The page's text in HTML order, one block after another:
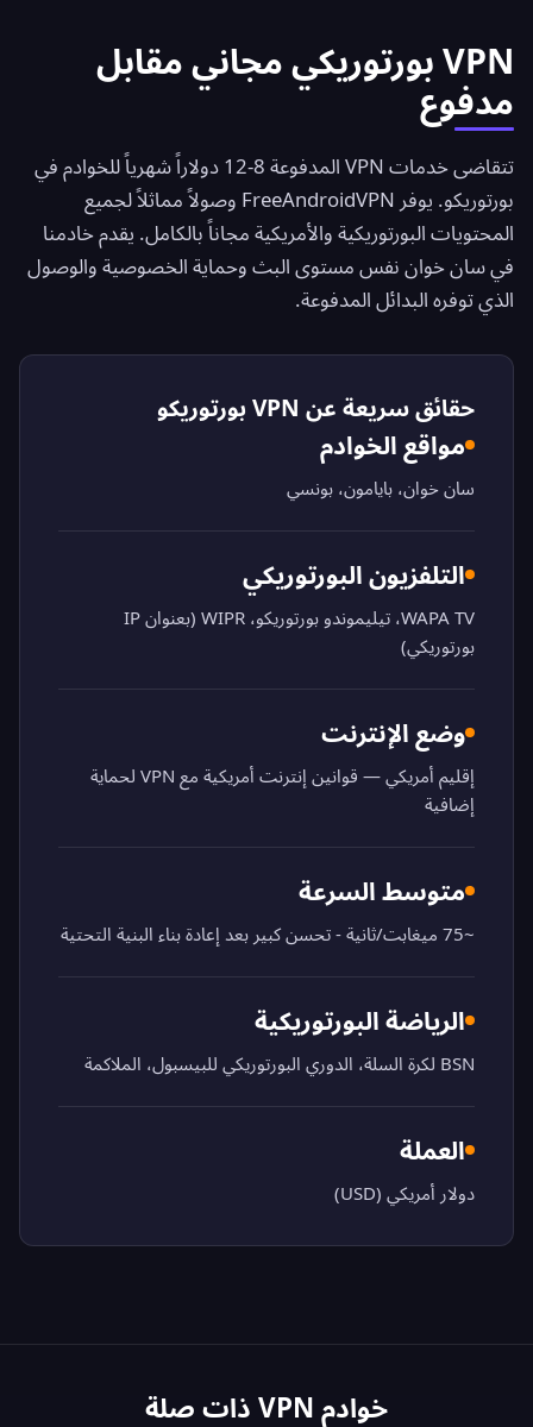
VPN بورتوريكي مجاني مقابل
مدفوع
تتقاضى خدمات VPN المدفوعة 8-12 دولاراً شهرياً للخوادم في
بورتوريكو. يوفر FreeAndroidVPN وصولاً مماثلاً لجميع
المحتويات البورتوريكية والأمريكية مجاناً بالكامل. يقدم خادمنا
في سان خوان نفس مستوى البث وحماية الخصوصية والوصول
الذي توفره البدائل المدفوعة.
حقائق سريعة عن VPN بورتوريكو
مواقع الخوادم
سان خوان، بايامون، بونسي
التلفزيون البورتوريكي
WAPA TV، تيليموندو بورتوريكو، WIPR (بعنوان IP
بورتوريكي)
وضع الإنترنت
إقليم أمريكي — قوانين إنترنت أمريكية مع VPN لحماية
إضافية
متوسط السرعة
~75 ميغابت/ثانية - تحسن كبير بعد إعادة بناء البنية التحتية
الرياضة البورتوريكية
BSN لكرة السلة، الدوري البورتوريكي للبيسبول، الملاكمة
العملة
دولار أمريكي (USD)
خوادم VPN ذات صلة